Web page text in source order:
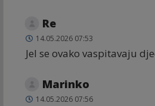
Re
14.05.2026 07:53
Jel se ovako vaspitavaju
Marinko
14.05.2026 07:56